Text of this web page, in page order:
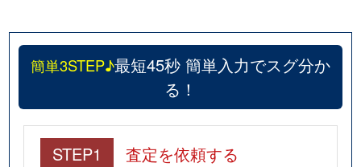
簡単3STEP♪最短45秒 簡単入力でスグ分か
る！
STEP1 査定を依頼する